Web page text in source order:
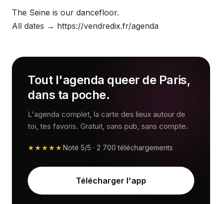
The Seine is our dancefloor.
All dates → https://vendredix.fr/agenda
Tout l'agenda queer de Paris,
dans ta poche.
L'agenda complet, la carte des lieux autour de
toi, tes favoris. Gratuit, sans pub, sans compte.
★★★★★Noté 5/5 · 2 700 téléchargements
Télécharger l'app